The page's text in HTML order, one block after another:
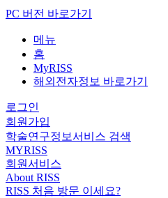
PC 버전 바로가기
메뉴
홈
MyRISS
해외전자정보 바로가기
로그인
회원가입
학술연구정보서비스 검색
MYRISS
회원서비스
About RISS
RISS 처음 방문 이세요?